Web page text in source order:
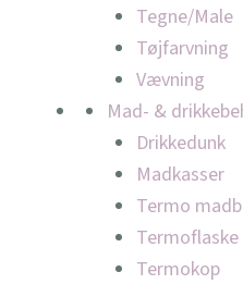
Tegne/Male
Tøjfarvning
Vævning
Mad- &
Drikkedunk
Madkasser
Termo
Termoflaske
Termokop